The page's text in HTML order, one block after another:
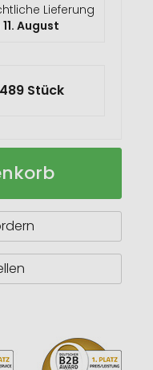
Lieferung
11. August
Stück